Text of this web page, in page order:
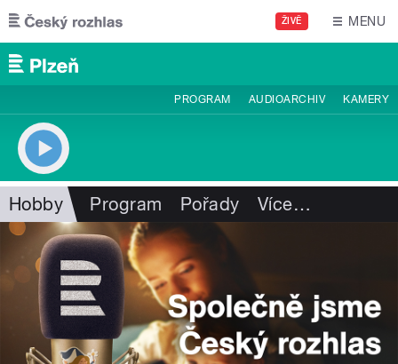
Přejít k hlavnímu obsahu
ŽIVĚ MENU
PROGRAM AUDIOARCHIV KAMERY
Hobby Program Pořady Více…